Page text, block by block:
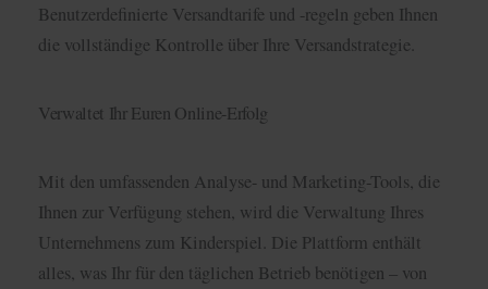
Benutzerdefinierte Versandtarife und -regeln geben Ihnen
die vollständige Kontrolle über Ihre Versandstrategie.
Verwaltet Ihr Euren Online-Erfolg
Mit den umfassenden Analyse- und Marketing-Tools, die
Ihnen zur Verfügung stehen, wird die Verwaltung Ihres
Unternehmens zum Kinderspiel. Die Plattform enthält
alles, was Ihr für den täglichen Betrieb benötigen – von